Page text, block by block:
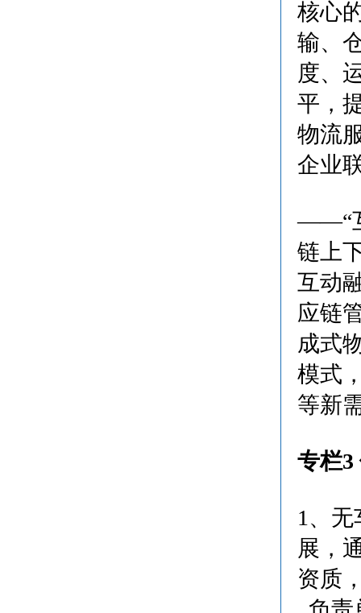
核心
输、
度、
平，
物流
企业
——“
链上
互动
应链
成式
模式
等新
专栏3
1、
展，
资质